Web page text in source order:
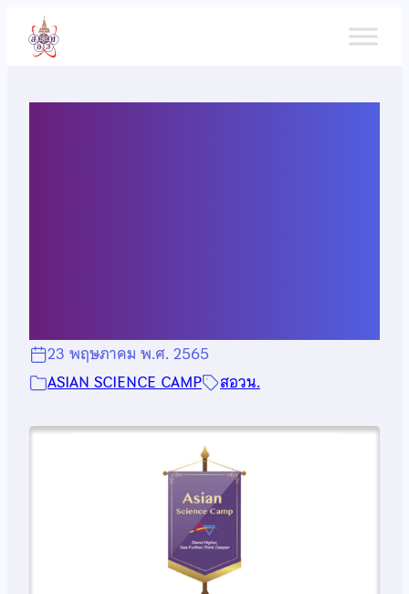
เนื้อหา
23 พฤษภาคม พ.ศ. 2565
ASIAN SCIENCE CAMP
สอวน.